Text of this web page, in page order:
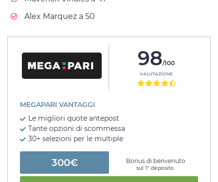
Alex Marquez a 50
98/100
VALUTAZIONE
MEGAPARI VANTAGGI
Le migliori quote antepost
Tante opzioni di scommessa
30+ selezioni per le multiple
300€ Bonus di benvenuto
sul 1° deposito